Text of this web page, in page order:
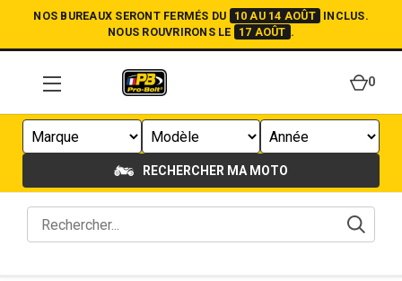
NOS BUREAUX SERONT FERMÉS DU 10 AU 14 AOÛT
INCLUS.
NOUS ROUVRIRONS LE
17 AOÛT .
0
RECHERCHER MA MOTO